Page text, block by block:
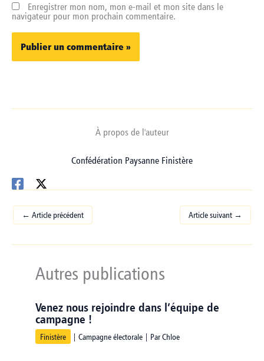
Enregistrer mon nom, mon e-mail et mon site dans le
navigateur pour mon prochain commentaire.
À propos de l'auteur
Confédération Paysanne Finistère
← Article précédent Article suivant →
Autres publications
Venez nous rejoindre dans l’équipe de
campagne !
Finistère | Campagne électorale | ParChloe